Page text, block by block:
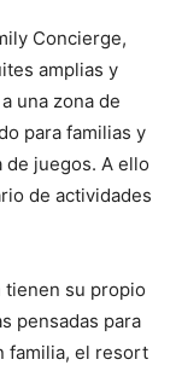
Concierge,
amplias y
una zona de
para familias y
juegos. A ello
de actividades
tienen su propio
pensadas para
familia, el resort